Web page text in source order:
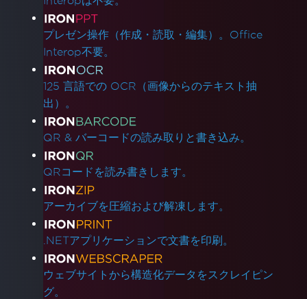
プレゼン操作（作成・読取・編集）。Office
Interop不要。
125 言語での OCR（画像からのテキスト抽
出）。
QR & バーコードの読み取りと書き込み。
QRコードを読み書きします。
アーカイブを圧縮および解凍します。
.NETアプリケーションで文書を印刷。
ウェブサイトから構造化データをスクレイピン
グ。